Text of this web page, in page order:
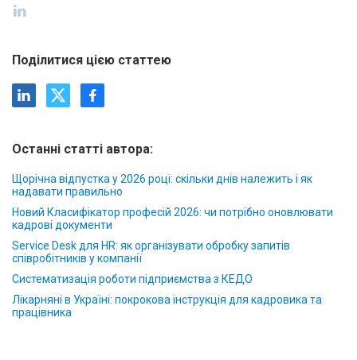
Поділитися цією статтею
Останні статті автора:
Щорічна відпустка у 2026 році: скільки днів належить і як
надавати правильно
Новий Класифікатор професій 2026: чи потрібно оновлювати
кадрові документи
Service Desk для HR: як організувати обробку запитів
співробітників у компанії
Систематизація роботи підприємства з КЕДО
Лікарняні в Україні: покрокова інструкція для кадровика та
працівника